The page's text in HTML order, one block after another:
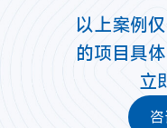
以上案例
的项目具
立